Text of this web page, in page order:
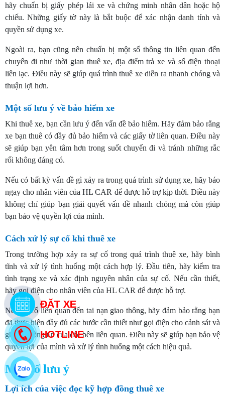
hãy chuẩn bị giấy phép lái xe và chứng minh nhân dân hoặc hộ
chiếu. Những giấy tờ này là bắt buộc để xác nhận danh tính và
quyền sử dụng xe.
Ngoài ra, bạn cũng nên chuẩn bị một số thông tin liên quan đến
chuyến đi như thời gian thuê xe, địa điểm trả xe và số điện thoại
liên lạc. Điều này sẽ giúp quá trình thuê xe diễn ra nhanh chóng và
thuận lợi hơn.
Một số lưu ý về bảo hiểm xe
Khi thuê xe, bạn cần lưu ý đến vấn đề bảo hiểm. Hãy đảm bảo rằng
xe bạn thuê có đầy đủ bảo hiểm và các giấy tờ liên quan. Điều này
sẽ giúp bạn yên tâm hơn trong suốt chuyến đi và tránh những rắc
rối không đáng có.
Nếu có bất kỳ vấn đề gì xảy ra trong quá trình sử dụng xe, hãy báo
ngay cho nhân viên của HL CAR để được hỗ trợ kịp thời. Điều này
không chỉ giúp bạn giải quyết vấn đề nhanh chóng mà còn giúp
bạn bảo vệ quyền lợi của mình.
Cách xử lý sự cố khi thuê xe
Trong trường hợp xảy ra sự cố trong quá trình thuê xe, hãy bình
tĩnh và xử lý tình huống một cách hợp lý. Đầu tiên, hãy kiểm tra
tình trạng xe và xác định nguyên nhân của sự cố. Nếu cần thiết,
hãy gọi điện cho nhân viên của HL CAR để được hỗ trợ.
Nếu sự cố liên quan đến tai nạn giao thông, hãy đảm bảo rằng bạn
đã thực hiện đầy đủ các bước cần thiết như gọi điện cho cảnh sát và
ghi lại thông tin của các bên liên quan. Điều này sẽ giúp bạn bảo vệ
quyền lợi của mình và xử lý tình huống một cách hiệu quả.
Một số lưu ý
Lợi ích của việc đọc kỹ hợp đồng thuê xe